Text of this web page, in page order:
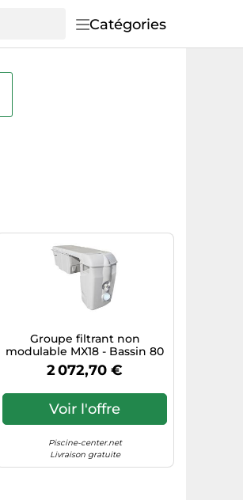
Catégories
Groupe filtrant non
modulable MX18 - Bassin 80
m³ Maxi
2 072,70 €
Voir l'offre
Piscine-center.net
Livraison gratuite